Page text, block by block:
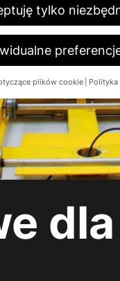
dla
tylko
plików cookie Polityka
zgodę na usługi
plików cookie i innych
tę stronę i Twoje
adresy IP), na
plików
określone pliki cookie.